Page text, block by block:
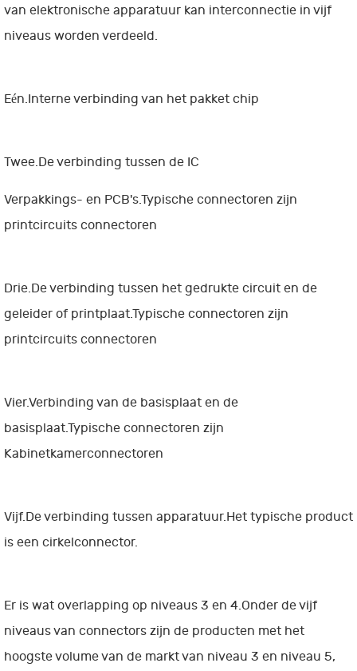
van elektronische apparatuur kan interconnectie in vijf
niveaus worden verdeeld.
Eén.Interne verbinding van het pakket chip
Twee.De verbinding tussen de IC
Verpakkings- en PCB's.Typische connectoren zijn
printcircuits connectoren
Drie.De verbinding tussen het gedrukte circuit en de
geleider of printplaat.Typische connectoren zijn
printcircuits connectoren
Vier.Verbinding van de basisplaat en de
basisplaat.Typische connectoren zijn
Kabinetkamerconnectoren
Vijf.De verbinding tussen apparatuur.Het typische product
is een cirkelconnector.
Er is wat overlapping op niveaus 3 en 4.Onder de vijf
niveaus van connectors zijn de producten met het
hoogste volume van de markt van niveau 3 en niveau 5,